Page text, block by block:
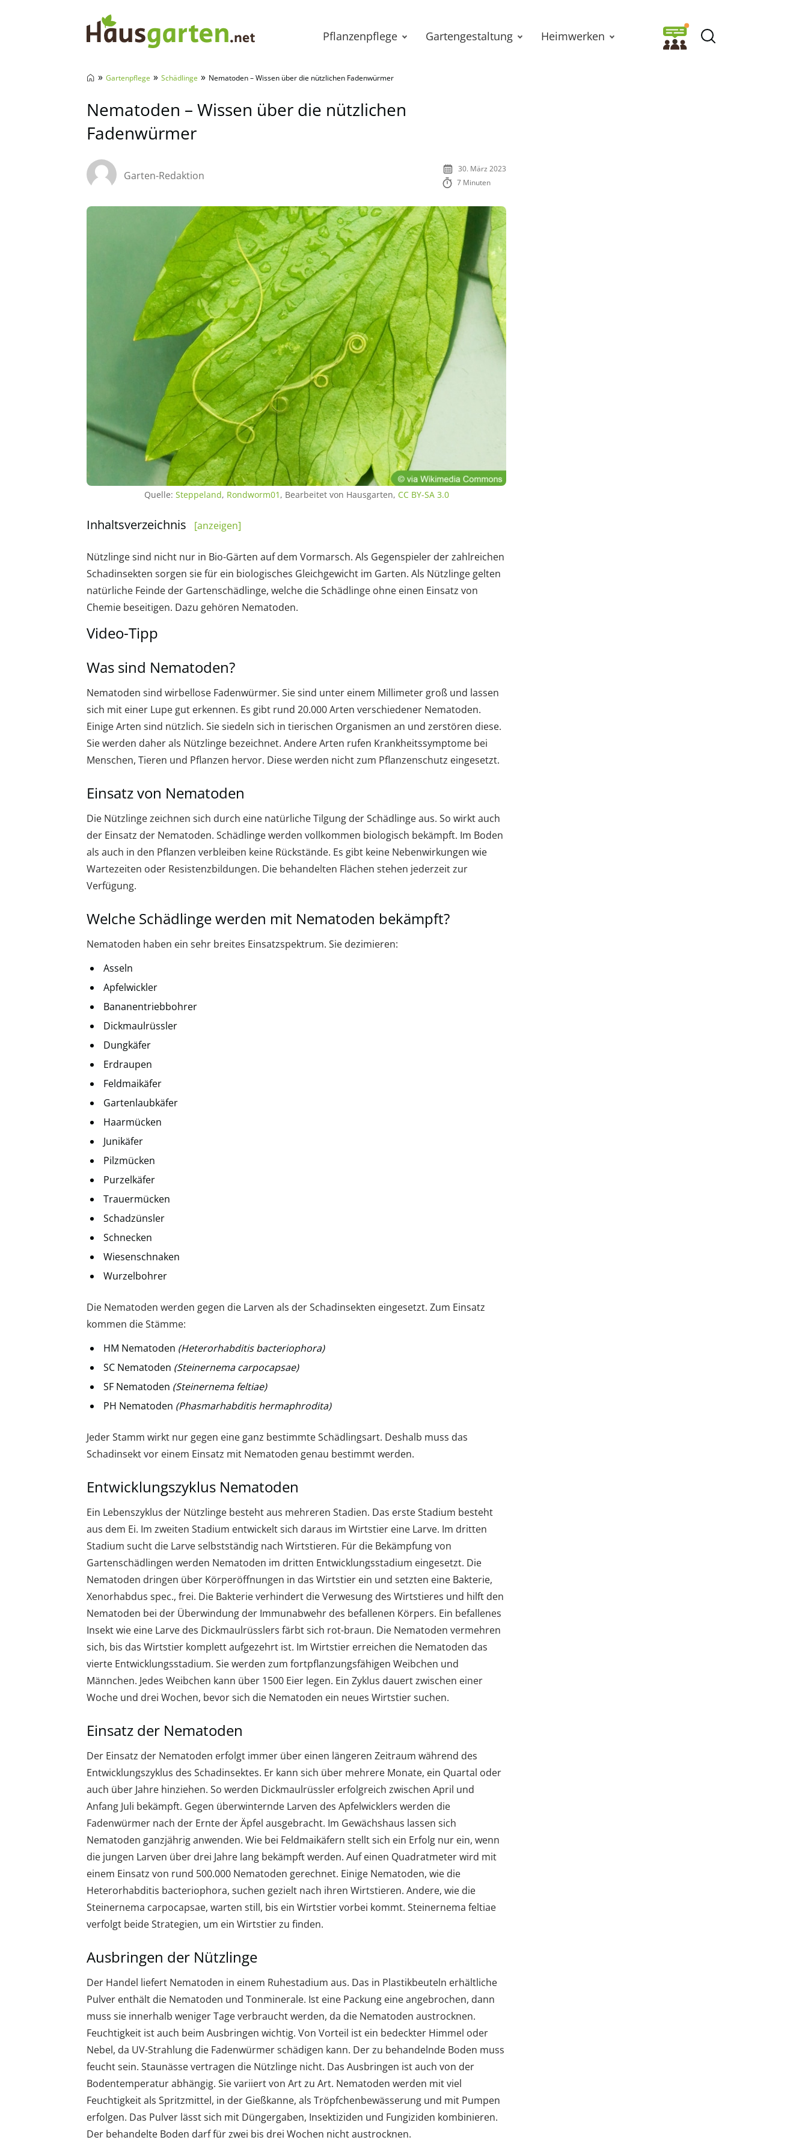
Pflanzenpflege Gartengestaltung Heimwerken
» Gartenpflege » Schädlinge » Nematoden – Wissen über die nützlichen Fadenwürmer
Nematoden – Wissen über die nützlichen
Fadenwürmer
Garten-Redaktion
30. März 2023
7 Minuten
Quelle: Steppeland, Rondworm01 , Bearbeitet von Hausgarten, CC BY-SA 3.0
Inhaltsverzeichnis [anzeigen]
Nützlinge sind nicht nur in Bio-Gärten auf dem Vormarsch. Als Gegenspieler der zahlreichen
Schadinsekten sorgen sie für ein biologisches Gleichgewicht im Garten. Als Nützlinge gelten
natürliche Feinde der Gartenschädlinge, welche die Schädlinge ohne einen Einsatz von
Chemie beseitigen. Dazu gehören Nematoden.
Video-Tipp
Was sind Nematoden?
Nematoden sind wirbellose Fadenwürmer. Sie sind unter einem Millimeter groß und lassen
sich mit einer Lupe gut erkennen. Es gibt rund 20.000 Arten verschiedener Nematoden.
Einige Arten sind nützlich. Sie siedeln sich in tierischen Organismen an und zerstören diese.
Sie werden daher als Nützlinge bezeichnet. Andere Arten rufen Krankheitssymptome bei
Menschen, Tieren und Pflanzen hervor. Diese werden nicht zum Pflanzenschutz eingesetzt.
Einsatz von Nematoden
Die Nützlinge zeichnen sich durch eine natürliche Tilgung der Schädlinge aus. So wirkt auch
der Einsatz der Nematoden. Schädlinge werden vollkommen biologisch bekämpft. Im Boden
als auch in den Pflanzen verbleiben keine Rückstände. Es gibt keine Nebenwirkungen wie
Wartezeiten oder Resistenzbildungen. Die behandelten Flächen stehen jederzeit zur
Verfügung.
Welche Schädlinge werden mit Nematoden bekämpft?
Nematoden haben ein sehr breites Einsatzspektrum. Sie dezimieren:
Asseln
Apfelwickler
Bananentriebbohrer
Dickmaulrüssler
Dungkäfer
Erdraupen
Feldmaikäfer
Gartenlaubkäfer
Haarmücken
Junikäfer
Pilzmücken
Purzelkäfer
Trauermücken
Schadzünsler
Schnecken
Wiesenschnaken
Wurzelbohrer
Die Nematoden werden gegen die Larven als der Schadinsekten eingesetzt. Zum Einsatz
kommen die Stämme:
HM Nematoden (Heterorhabditis bacteriophora)
SC Nematoden (Steinernema carpocapsae)
SF Nematoden (Steinernema feltiae)
PH Nematoden (Phasmarhabditis hermaphrodita)
Jeder Stamm wirkt nur gegen eine ganz bestimmte Schädlingsart. Deshalb muss das
Schadinsekt vor einem Einsatz mit Nematoden genau bestimmt werden.
Entwicklungszyklus Nematoden
Ein Lebenszyklus der Nützlinge besteht aus mehreren Stadien. Das erste Stadium besteht
aus dem Ei. Im zweiten Stadium entwickelt sich daraus im Wirtstier eine Larve. Im dritten
Stadium sucht die Larve selbstständig nach Wirtstieren. Für die Bekämpfung von
Gartenschädlingen werden Nematoden im dritten Entwicklungsstadium eingesetzt. Die
Nematoden dringen über Körperöffnungen in das Wirtstier ein und setzten eine Bakterie,
Xenorhabdus spec., frei. Die Bakterie verhindert die Verwesung des Wirtstieres und hilft den
Nematoden bei der Überwindung der Immunabwehr des befallenen Körpers. Ein befallenes
Insekt wie eine Larve des Dickmaulrüsslers färbt sich rot-braun. Die Nematoden vermehren
sich, bis das Wirtstier komplett aufgezehrt ist. Im Wirtstier erreichen die Nematoden das
vierte Entwicklungsstadium. Sie werden zum fortpflanzungsfähigen Weibchen und
Männchen. Jedes Weibchen kann über 1500 Eier legen. Ein Zyklus dauert zwischen einer
Woche und drei Wochen, bevor sich die Nematoden ein neues Wirtstier suchen.
Einsatz der Nematoden
Der Einsatz der Nematoden erfolgt immer über einen längeren Zeitraum während des
Entwicklungszyklus des Schadinsektes. Er kann sich über mehrere Monate, ein Quartal oder
auch über Jahre hinziehen. So werden Dickmaulrüssler erfolgreich zwischen April und
Anfang Juli bekämpft. Gegen überwinternde Larven des Apfelwicklers werden die
Fadenwürmer nach der Ernte der Äpfel ausgebracht. Im Gewächshaus lassen sich
Nematoden ganzjährig anwenden. Wie bei Feldmaikäfern stellt sich ein Erfolg nur ein, wenn
die jungen Larven über drei Jahre lang bekämpft werden. Auf einen Quadratmeter wird mit
einem Einsatz von rund 500.000 Nematoden gerechnet. Einige Nematoden, wie die
Heterorhabditis bacteriophora, suchen gezielt nach ihren Wirtstieren. Andere, wie die
Steinernema carpocapsae, warten still, bis ein Wirtstier vorbei kommt. Steinernema feltiae
verfolgt beide Strategien, um ein Wirtstier zu finden.
Ausbringen der Nützlinge
Der Handel liefert Nematoden in einem Ruhestadium aus. Das in Plastikbeuteln erhältliche
Pulver enthält die Nematoden und Tonminerale. Ist eine Packung eine angebrochen, dann
muss sie innerhalb weniger Tage verbraucht werden, da die Nematoden austrocknen.
Feuchtigkeit ist auch beim Ausbringen wichtig. Von Vorteil ist ein bedeckter Himmel oder
Nebel, da UV-Strahlung die Fadenwürmer schädigen kann. Der zu behandelnde Boden muss
feucht sein. Staunässe vertragen die Nützlinge nicht. Das Ausbringen ist auch von der
Bodentemperatur abhängig. Sie variiert von Art zu Art. Nematoden werden mit viel
Feuchtigkeit als Spritzmittel, in der Gießkanne, als Tröpfchenbewässerung und mit Pumpen
erfolgen. Das Pulver lässt sich mit Düngergaben, Insektiziden und Fungiziden kombinieren.
Der behandelte Boden darf für zwei bis drei Wochen nicht austrocknen.